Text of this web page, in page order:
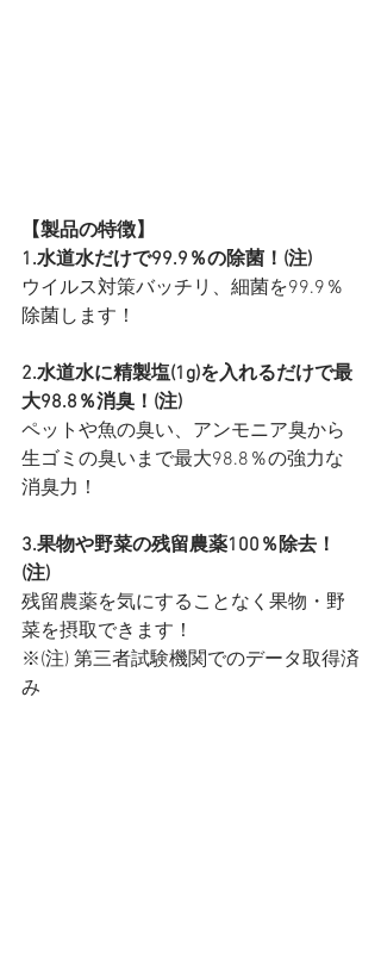
【製品の特徴】
1.⽔道⽔だけで99.9％の除菌！(注)
ウイルス対策バッチリ、細菌を99.9％
除菌します！
2.⽔道⽔に精製塩(1g)を⼊れるだけで最
⼤98.8％消臭！(注)
ペットや⿂の臭い、アンモニア臭から
⽣ゴミの臭いまで最⼤98.8％の強⼒な
消臭⼒！
3.果物や野菜の残留農薬100％除去！
(注)
残留農薬を気にすることなく果物・野
菜を摂取できます！
※(注) 第三者試験機関でのデータ取得済
み